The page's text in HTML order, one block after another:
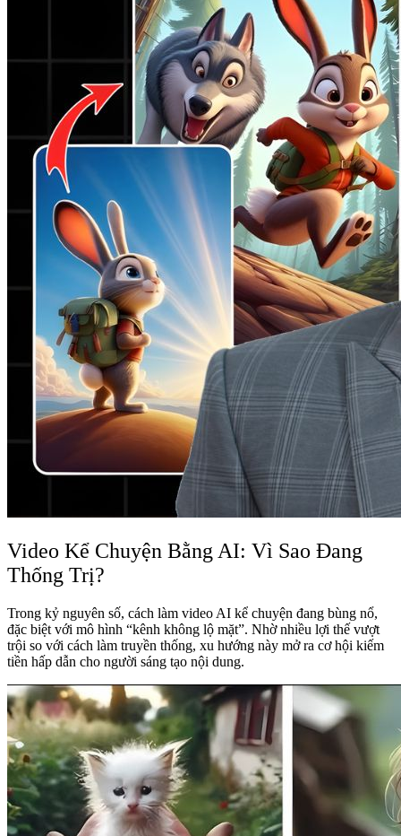
Video Kể Chuyện Bằng AI: Vì Sao Đang
Thống Trị?
Trong kỷ nguyên số, cách làm video AI kể chuyện đang bùng nổ,
đặc biệt với mô hình “kênh không lộ mặt”. Nhờ nhiều lợi thế vượt
trội so với cách làm truyền thống, xu hướng này mở ra cơ hội kiếm
tiền hấp dẫn cho người sáng tạo nội dung.